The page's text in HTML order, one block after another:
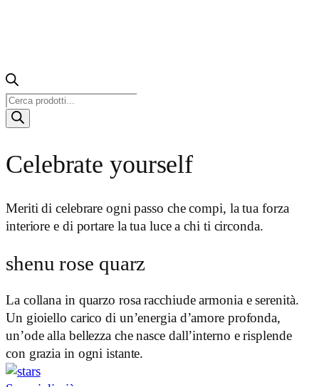
Ricerca
prodotti
Celebrate yourself
Meriti di celebrare ogni passo che compi, la tua forza
interiore e di portare la tua luce a chi ti circonda.
shenu rose quarz
La collana in quarzo rosa racchiude armonia e serenità.
Un gioiello carico di un’energia d’amore profonda,
un’ode alla bellezza che nasce dall’interno e risplende
con grazia in ogni istante.